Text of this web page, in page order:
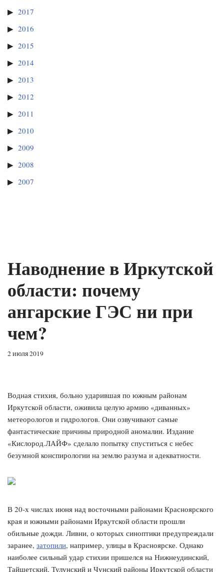
2017
2016
2015
2014
2013
2012
2011
2010
2009
2008
2007
Наводнение в Иркутской
области: почему
ангарские ГЭС ни при
чем?
2 июля 2019
Водная стихия, больно ударившая по южным районам
Иркутской области, оживила целую армию «диванных»
метеорологов и гидрологов. Они озвучивают самые
фантастические причины природной аномалии. Издание
«Кислород.ЛАЙФ» сделало попытку спуститься с небес
безумной конспирологии на землю разума и адекватности.
В 20-х числах июня над восточными районами Красноярского
края и южными районами Иркутской области прошли
обильные дожди. Ливни, о которых синоптики предупреждали
заранее, затопили, например, улицы в Красноярске. Однако
наиболее сильный удар стихии пришелся на Нижнеудинский,
Тайшетский, Тулунский и Чунский районы Иркутской области